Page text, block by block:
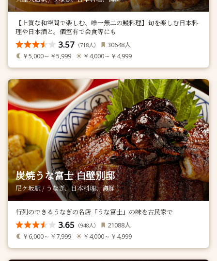
【上質な和空間で楽しむ、唯一無二の鰻料理】旬を楽しむ日本料
理や日本酒と。個室有で会食等にも
3.57 （718人） 30648人
￥5,000～￥5,999 ￥4,000～￥4,999
炭焼うな富士 白壁別邸
尼ケ坂駅 / うなぎ、日本料理、海鮮
行列のできるうなぎの名店『うな富士』の味を古民家で
3.65 （948人） 21088人
￥6,000～￥7,999 ￥4,000～￥4,999